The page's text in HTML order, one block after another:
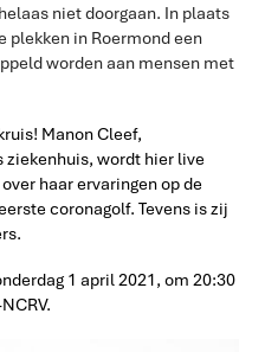
niet doorgaan. In plaats
plekken in Roermond een
worden aan mensen met
Manon Cleef,
wordt hier live
haar ervaringen op de
coronagolf. Tevens is zij
1 april 2021, om 20:30